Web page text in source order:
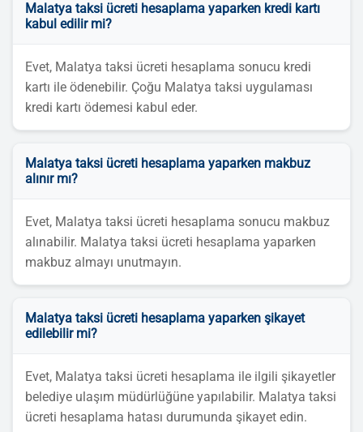
Malatya taksi ücreti hesaplama yaparken kredi kartı
kabul edilir mi?
Evet, Malatya taksi ücreti hesaplama sonucu kredi
kartı ile ödenebilir. Çoğu Malatya taksi uygulaması
kredi kartı ödemesi kabul eder.
Malatya taksi ücreti hesaplama yaparken makbuz
alınır mı?
Evet, Malatya taksi ücreti hesaplama sonucu makbuz
alınabilir. Malatya taksi ücreti hesaplama yaparken
makbuz almayı unutmayın.
Malatya taksi ücreti hesaplama yaparken şikayet
edilebilir mi?
Evet, Malatya taksi ücreti hesaplama ile ilgili şikayetler
belediye ulaşım müdürlüğüne yapılabilir. Malatya taksi
ücreti hesaplama hatası durumunda şikayet edin.